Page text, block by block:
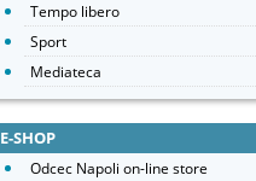
Tempo libero
Sport
Mediateca
E-SHOP
Odcec Napoli on-line store